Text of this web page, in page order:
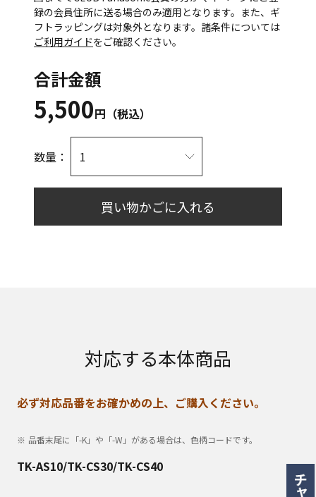
録の会員住所に送る場合のみ適用となります。また、ギ
フトラッピングは対象外となります。諸条件については
ご利用ガイドをご確認ください。
合計金額
5,500円（税込）
数量：
買い物かごに入れる
対応する本体商品
必ず対応品番をお確かめの上、ご購入ください。
品番末尾に「-K」や「-W」がある場合は、色柄コードです。
TK-AS10/TK-CS30/TK-CS40